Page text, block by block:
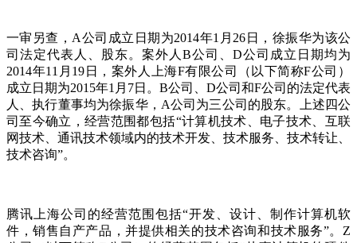
一审另查，A公司成立日期为2014年1月26日，徐振华为该公
司法定代表人、股东。案外人B公司、D公司成立日期均为
2014年11月19日，案外人上海F有限公司（以下简称F公司）
成立日期为2015年1月7日。B公司、D公司和F公司的法定代表
人、执行董事均为徐振华，A公司为三公司的股东。上述四公
司至今确立，经营范围都包括“计算机技术、电子技术、互联
网技术、通讯技术领域内的技术开发、技术服务、技术转让、
技术咨询”。
腾讯上海公司的经营范围包括“开发、设计、制作计算机软
件，销售自产产品，并提供相关的技术咨询和技术服务”。Z